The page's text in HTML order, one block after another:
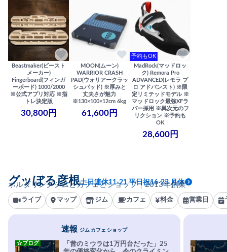
Beastmaker(ビースト
メーカー)
Fingerboard(フィンガ
ーボード) 1000/2000
※公式アプリ対応 ※指
トレ決定版
30,800円
MOON(ムーン)
WARRIOR CRASH
PAD(ウォリアークラッ
シュパッド) ※厚みと
丈夫さが魅力
※130×100×12cm 6kg
61,600円
予約もOK
MadRock(マッドロッ
ク) Remora Pro
ADVANCED(レモラ プ
ロ アドバンスト) ※限
定リミテッドモデル ※
マッドロック最強XFラ
バー採用 ※異次元のフ
リクション ※予約も
OK
28,600円
ボルダリングジムとカフェとショップ｜2013年創業
グッぼる彦根土日連休11-21 平日祝16-23 月休
ライブ マップ ジム カフェ 料金 営業日
速報 ジム カフェ ショップ
「昔のミウラは1万円台だった」25
☆ブログ